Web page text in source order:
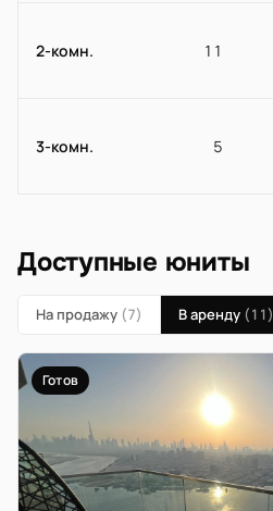
2-комн. 11
3-комн. 5
Доступные юниты
На продажу (7) В аренду (11)
Готов